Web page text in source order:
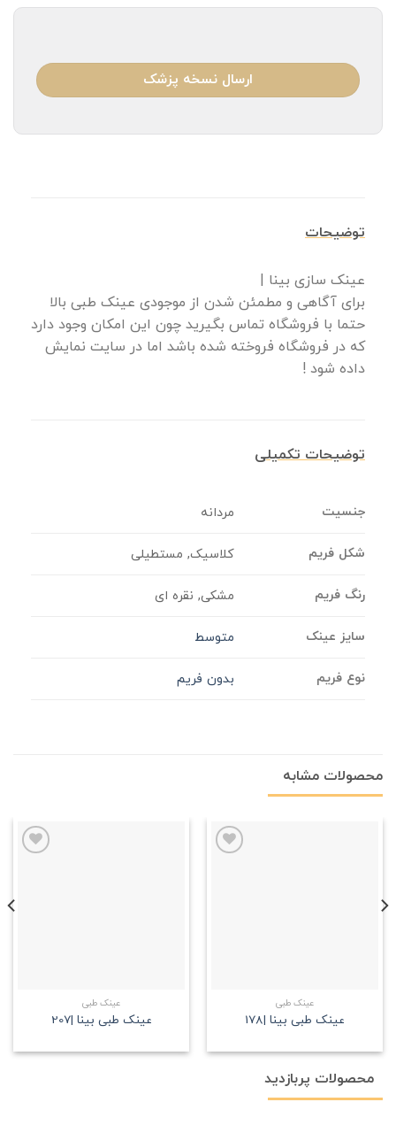
ارسال نسخه پزشک
توضیحات
عینک سازی بینا |
برای آگاهی و مطمئن شدن از موجودی عینک طبی بالا
حتما با فروشگاه تماس بگیرید چون این امکان وجود دارد
که در فروشگاه فروخته شده باشد اما در سایت نمایش
داده شود !
توضیحات تکمیلی
جنسیت مردانه
شکل فریم کلاسیک, مستطیلی
رنگ فریم مشکی, نقره ای
سایز عینک متوسط
نوع فریم بدون فریم
محصولات مشابه
عینک طبی
عینک طبی بینا |178
عینک طبی
عینک طبی بینا |207
محصولات پربازدید